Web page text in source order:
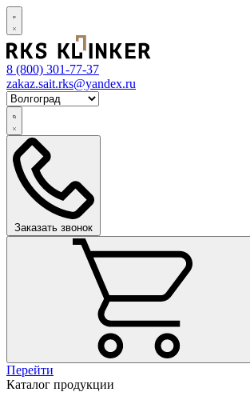
8 (800) 301-77-37
zakaz.sait.rks@yandex.ru
Заказать звонок
Перейти
Каталог продукции